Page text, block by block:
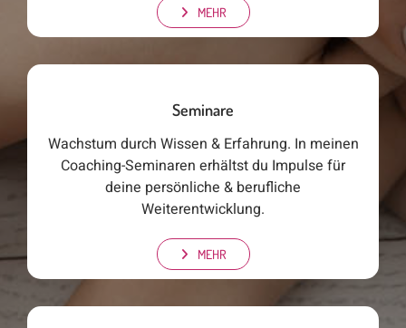
MEHR
Seminare
Wachstum durch Wissen & Erfahrung. In meinen
Coaching-Seminaren erhältst du Impulse für
deine persönliche & berufliche
Weiterentwicklung.
MEHR